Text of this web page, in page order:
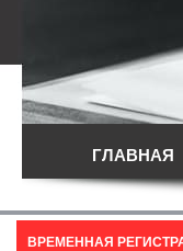
ГЛАВНАЯ
ВРЕМЕННАЯ